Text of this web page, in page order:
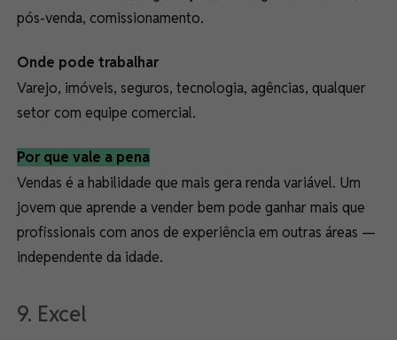
pós-venda, comissionamento.
Onde pode trabalhar
Varejo, imóveis, seguros, tecnologia, agências, qualquer
setor com equipe comercial.
Por que vale a pena
Vendas é a habilidade que mais gera renda variável. Um
jovem que aprende a vender bem pode ganhar mais que
profissionais com anos de experiência em outras áreas —
independente da idade.
9. Excel